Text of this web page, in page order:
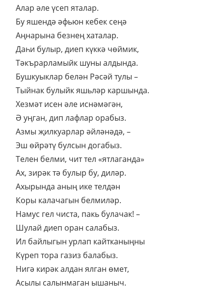
Алар әле үсеп яталар.
Бу яшендә әфьюн кебек сеңә
Аңнарына безнең хаталар.
Даһи булыр, диеп күккә чөймик,
Тәкърарламыйк шуны алдында.
Бушкуыклар белән Рәсәй тулы –
Тыйнак булыйк яшьләр каршында.
Хезмәт исен әле иснәмәгән,
Ә уңган, дип лафлар орабыз.
Азмы җилкуарлар әйләнәдә, –
Эш өйрәтү булсын догабыз.
Телен белми, чит тел «ятлаганда»
Ах, зирәк тә булыр бу, диләр.
Ахырында аның ике телдән
Коры калачагын белмиләр.
Намус гел чиста, пакь булачак! –
Шулай диеп оран салабыз.
Ил байлыгын урлап кайтканыңны
Күреп тора газиз балабыз.
Нигә кирәк алдан ялган өмет,
Асылы салынмаган ышаныч.